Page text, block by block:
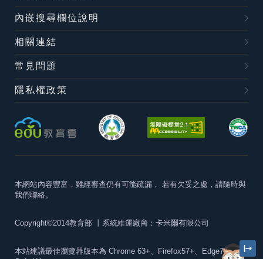
內嵌搜尋欄位說明
相關連結
常見問題
隱私權政策
本網站內容豐富，雖經審查仍有可能疏漏， 若有欠妥之處，請隨時與
我們聯絡。
Copyright©2014教育部 丨系統維運廠商：卡米爾有限公司
本站建議最佳瀏覽器版本為 Chrome 63+、Firefox57+、Edge79+及